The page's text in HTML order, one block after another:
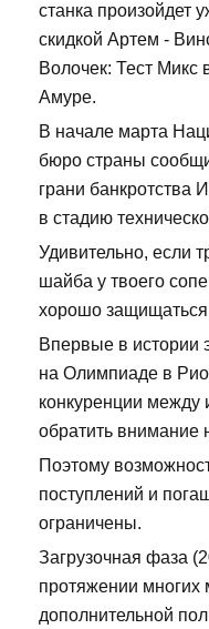
станка произойдет
скидкой Артем -
Волочек: Тест Микс
Амуре.
В начале марта
бюро страны
грани банкротства
в стадию
Удивительно, если
шайба у твоего
хорошо
Впервые в истории
на Олимпиаде в
конкуренции между
обратить внимание
Поэтому
поступлений и
ограничены.
Загрузочная фаза
протяжении многих
дополнительной